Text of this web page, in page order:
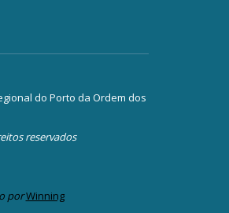
do Porto da Ordem dos
reservados
porWinning